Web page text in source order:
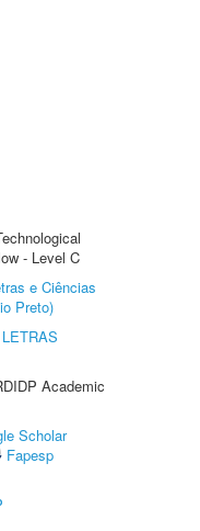
- Level C
e Ciências
Preto)
Academic
Scholar
Fapesp